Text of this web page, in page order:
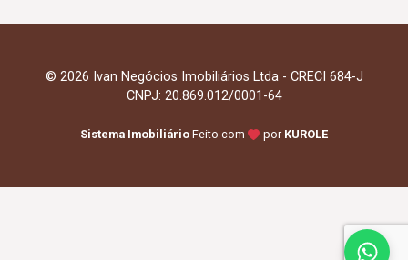
© 2026 Ivan Negócios Imobiliários Ltda - CRECI 684-J
CNPJ: 20.869.012/0001-64
Sistema Imobiliário Feito com por KUROLE